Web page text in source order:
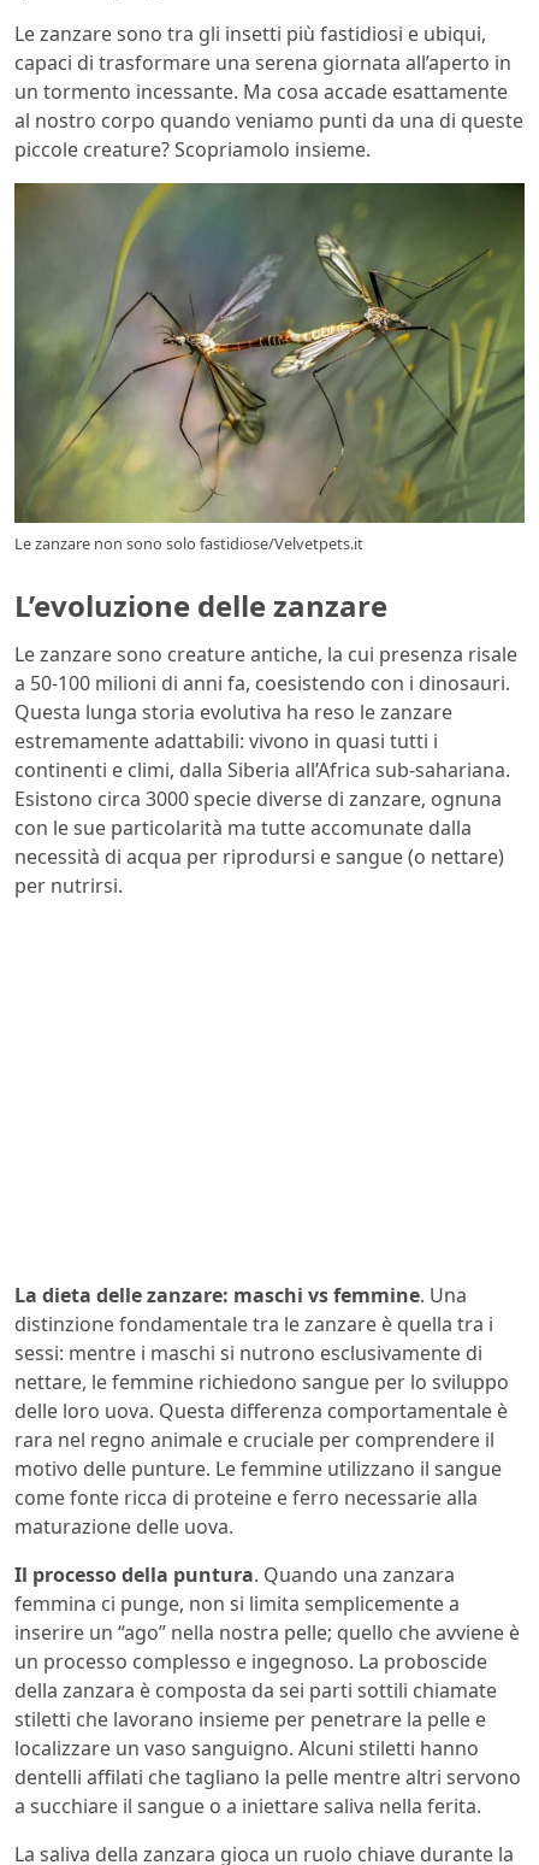
Le zanzare sono tra gli insetti più fastidiosi e ubiqui,
capaci di trasformare una serena giornata all’aperto in
un tormento incessante. Ma cosa accade esattamente
al nostro corpo quando veniamo punti da una di queste
piccole creature? Scopriamolo insieme.
Le zanzare non sono solo fastidiose/Velvetpets.it
L’evoluzione delle zanzare
Le zanzare sono creature antiche, la cui presenza risale
a 50-100 milioni di anni fa, coesistendo con i dinosauri.
Questa lunga storia evolutiva ha reso le zanzare
estremamente adattabili: vivono in quasi tutti i
continenti e climi, dalla Siberia all’Africa sub-sahariana.
Esistono circa 3000 specie diverse di zanzare, ognuna
con le sue particolarità ma tutte accomunate dalla
necessità di acqua per riprodursi e sangue (o nettare)
per nutrirsi.
La dieta delle zanzare: maschi vs femmine. Una
distinzione fondamentale tra le zanzare è quella tra i
sessi: mentre i maschi si nutrono esclusivamente di
nettare, le femmine richiedono sangue per lo sviluppo
delle loro uova. Questa differenza comportamentale è
rara nel regno animale e cruciale per comprendere il
motivo delle punture. Le femmine utilizzano il sangue
come fonte ricca di proteine e ferro necessarie alla
maturazione delle uova.
Il processo della puntura. Quando una zanzara
femmina ci punge, non si limita semplicemente a
inserire un “ago” nella nostra pelle; quello che avviene è
un processo complesso e ingegnoso. La proboscide
della zanzara è composta da sei parti sottili chiamate
stiletti che lavorano insieme per penetrare la pelle e
localizzare un vaso sanguigno. Alcuni stiletti hanno
dentelli affilati che tagliano la pelle mentre altri servono
a succhiare il sangue o a iniettare saliva nella ferita.
La saliva della zanzara gioca un ruolo chiave durante la